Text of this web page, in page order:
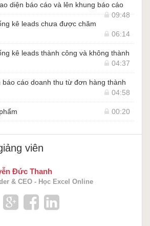
diện báo cáo và lên khung báo cáo
09:48
kê leads chưa được chăm
06:14
kê leads thành công và không thành
04:37
báo cáo doanh thu từ đơn hàng thành
04:58
00:20
viên
Đức Thanh
& CEO - Học Excel Online